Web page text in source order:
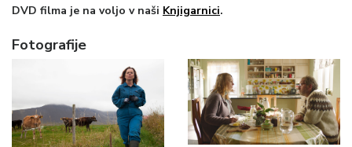
DVD filma je na voljo v naši Knjigarnici.
Fotografije